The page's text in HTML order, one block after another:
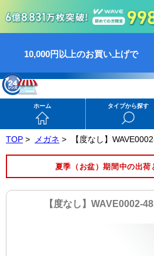
10,000円以上のお買い上げで
ホーム タイプから探す
TOP > メガネ > 【度なし】
夏季（お盆）期間中の出荷
【度なし】WAVE0002-